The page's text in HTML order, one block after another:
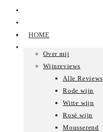
HOME
Over mij
Wijnreviews
Alle Reviews
Rode wijn
Witte wijn
Rosé wijn
Mousserend